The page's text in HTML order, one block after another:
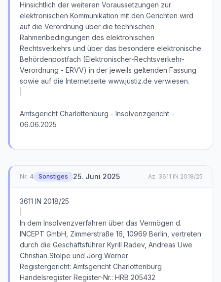
Hinsichtlich der weiteren Voraussetzungen zur
elektronischen Kommunikation mit den Gerichten wird
auf die Verordnung über die technischen
Rahmenbedingungen des elektronischen
Rechtsverkehrs und über das besondere elektronische
Behördenpostfach (Elektronischer-Rechtsverkehr-
Verordnung - ERVV) in der jeweils geltenden Fassung
sowie auf die Internetseite www.justiz.de verwiesen.
Amtsgericht Charlottenburg - Insolvenzgericht -
06.06.2025
Nr. 4 Sonstiges 25. Juni 2025 Az. 3611 IN 2018/25
3611 IN 2018/25
In dem Insolvenzverfahren über das Vermögen d.
INCEPT GmbH, Zimmerstraße 16, 10969 Berlin, vertreten
durch die Geschäftsführer Kyrill Radev, Andreas Uwe
Christian Stolpe und Jörg Werner
Registergericht: Amtsgericht Charlottenburg
Handelsregister Register-Nr.: HRB 205432